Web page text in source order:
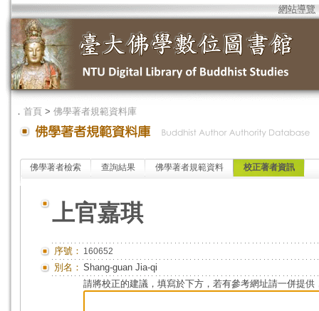
網站導覽
． 首頁 > 佛學著者規範資料庫
佛學著者檢索 查詢結果 佛學著者規範資料 校正著者資訊
上官嘉琪
序號： 160652
別名： Shang-guan Jia-qi
請將校正的建議，填寫於下方，若有參考網址請一併提供